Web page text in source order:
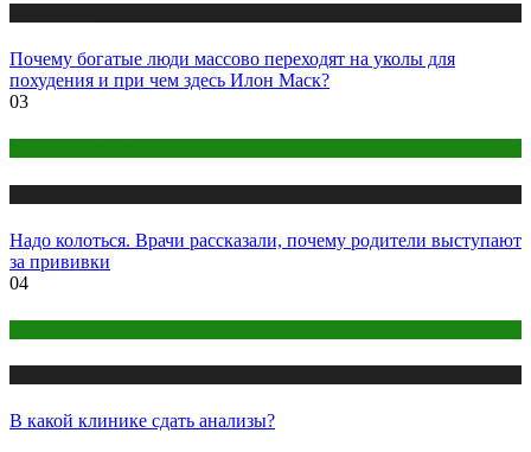
Почему богатые люди массово переходят на уколы для
похудения и при чем здесь Илон Маск?
03
Надо колоться. Врачи рассказали, почему родители выступают
за прививки
04
В какой клинике сдать анализы?